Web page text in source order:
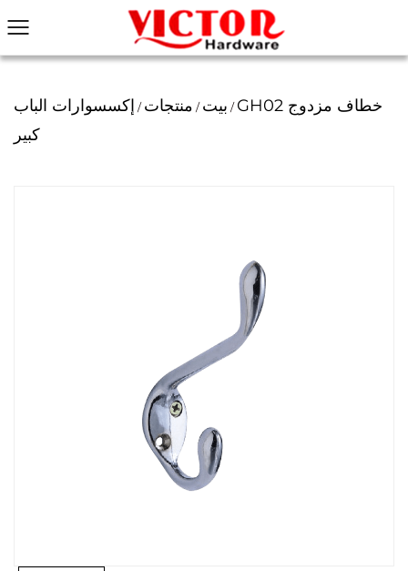
بيت / منتجات / إكسسوارات الباب / GH02 خطاف مزدوج
كبير